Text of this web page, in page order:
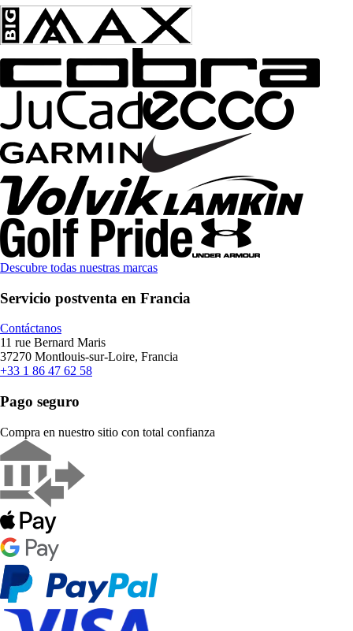
Descubre todas nuestras marcas
Servicio postventa en Francia
Contáctanos
11 rue Bernard Maris
37270 Montlouis-sur-Loire, Francia
+33 1 86 47 62 58
Pago seguro
Compra en nuestro sitio con total confianza